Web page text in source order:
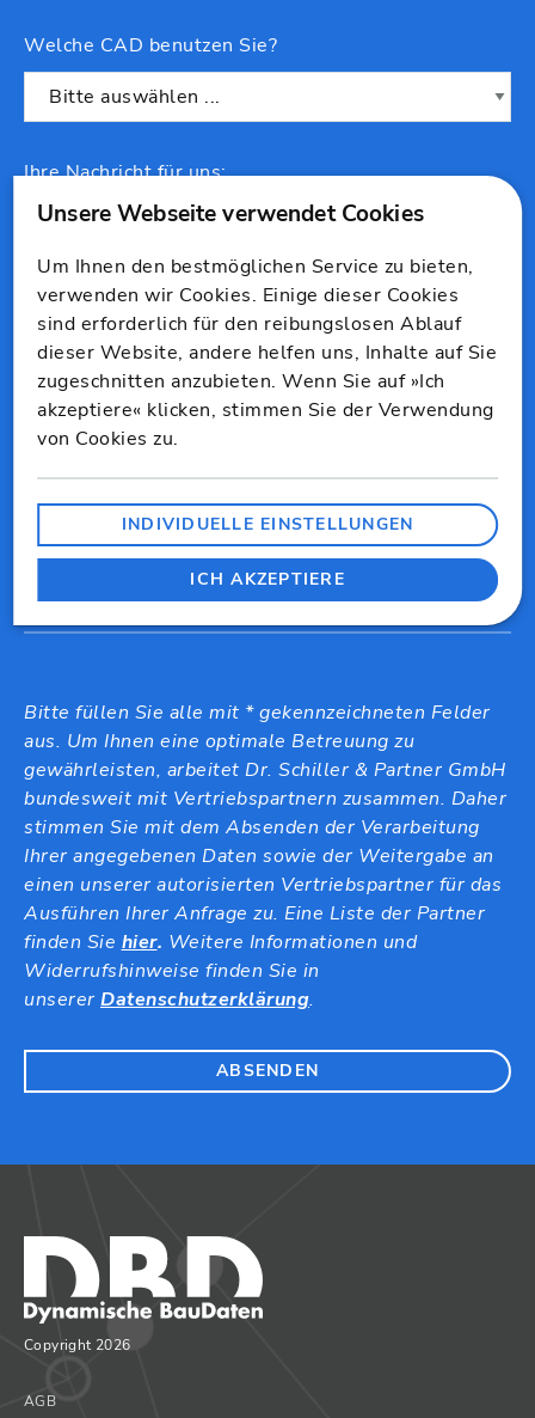
Welche CAD benutzen Sie?
Ihre Nachricht für uns:
Baukosten, Baukalkulation und Ausschreibung
zusendet. Ich weiß, dass ich die Einwilligung
jederzeit widerrufen kann.
Bitte füllen Sie alle mit * gekennzeichneten Felder
aus. Um Ihnen eine optimale Betreuung zu
gewährleisten, arbeitet Dr. Schiller & Partner GmbH
bundesweit mit Vertriebspartnern zusammen. Daher
stimmen Sie mit dem Absenden der Verarbeitung
Ihrer angegebenen Daten sowie der Weitergabe an
einen unserer autorisierten Vertriebspartner für das
Ausführen Ihrer Anfrage zu. Eine Liste der Partner
finden Sie hier. Weitere Informationen und
Widerrufshinweise finden Sie in
unserer Datenschutzerklärung.
ABSENDEN
Copyright 2026
AGB
Um Ihnen den bestmöglichen Service zu bieten,
verwenden wir Cookies. Einige dieser Cookies
sind erforderlich für den reibungslosen Ablauf
dieser Website, andere helfen uns, Inhalte auf Sie
zugeschnitten anzubieten. Wenn Sie auf »Ich
akzeptiere« klicken, stimmen Sie der Verwendung
von Cookies zu.
INDIVIDUELLE EINSTELLUNGEN
ICH AKZEPTIERE